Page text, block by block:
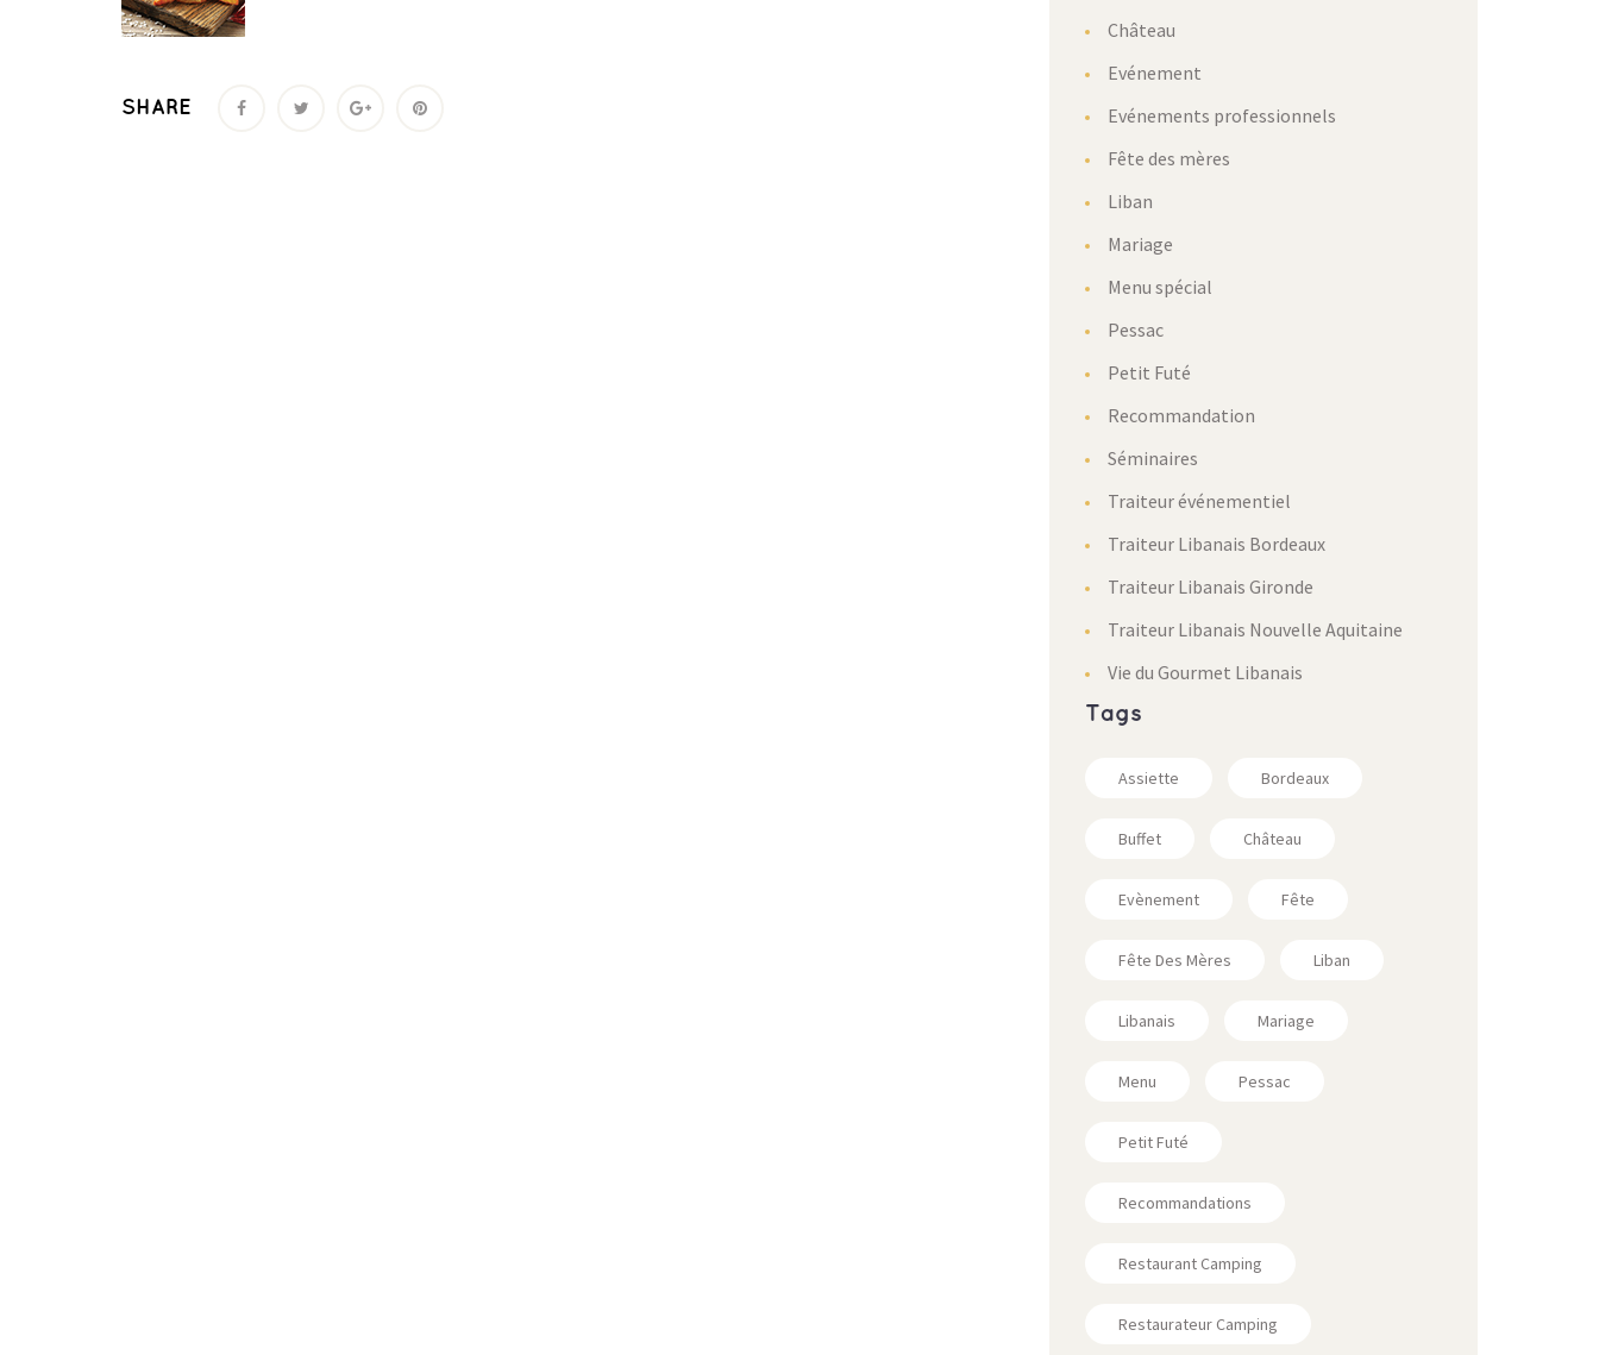
SHARE
Château
Evénement
Evénements professionnels
Fête des mères
Liban
Mariage
Menu spécial
Pessac
Petit Futé
Recommandation
Séminaires
Traiteur événementiel
Traiteur Libanais Bordeaux
Traiteur Libanais Gironde
Traiteur Libanais Nouvelle Aquitaine
Vie du Gourmet Libanais
Tags
Assiette Bordeaux
Buffet Château
Evènement Fête
Fête Des Mères Liban
Libanais Mariage
Menu Pessac
Petit Futé
Recommandations
Restaurant Camping
Restaurateur Camping